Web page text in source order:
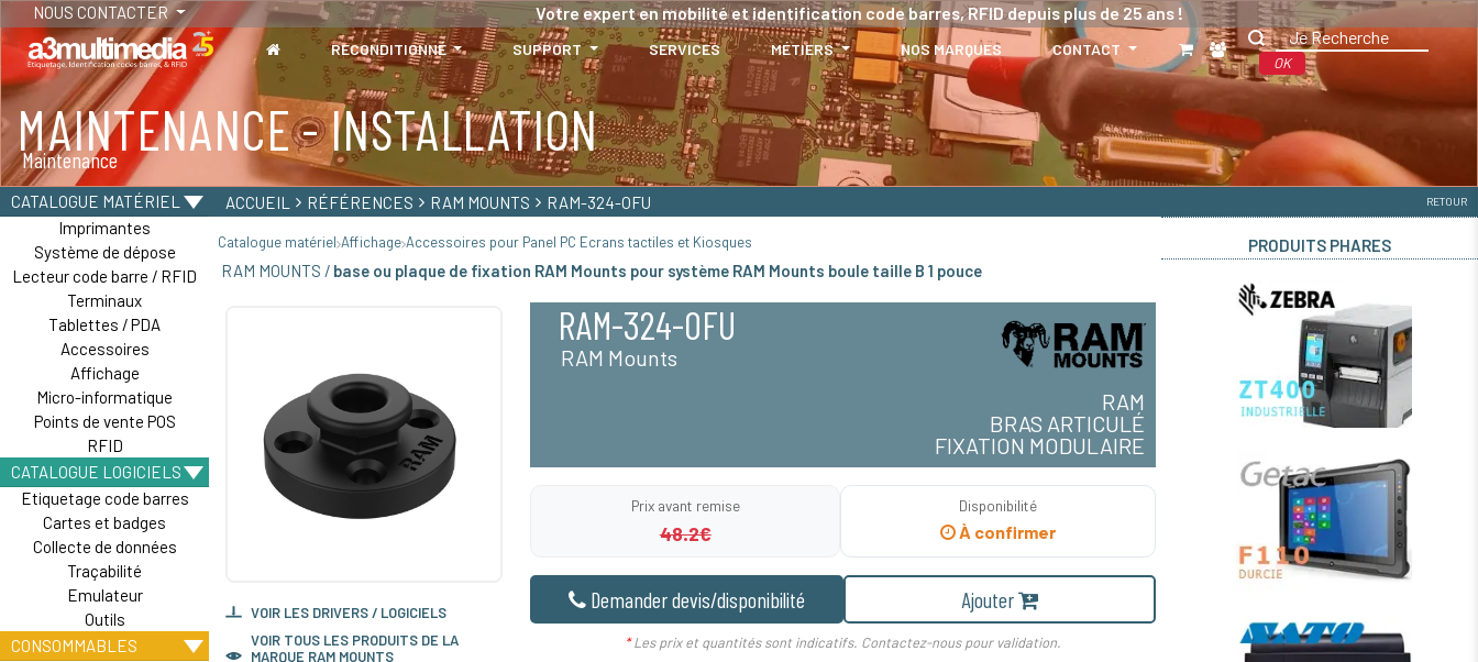
NOUS CONTACTER Votre expert en mobilité et identification code barres, RFID depuis plus de 25 ans !
RECONDITIONNÉ SUPPORT SERVICES MÉTIERS NOS MARQUES CONTACT
OK
MAINTENANCE - INSTALLATION
Maintenance
TABLETTES
Tablettes durcies - Étanches - Résistantes
CATALOGUE MATÉRIEL
Imprimantes
Système de dépose
Lecteur code barre / RFID
Terminaux
Tablettes / PDA
Accessoires
Affichage
Micro-informatique
Points de vente POS
RFID
CATALOGUE LOGICIELS
Etiquetage code barres
Cartes et badges
Collecte de données
Traçabilité
Emulateur
Outils
CONSOMMABLES
ACCUEIL RÉFÉRENCES RAM MOUNTS RAM-324-OFU RETOUR
Catalogue matériel Affichage Accessoires pour Panel PC Ecrans tactiles et Kiosques
RAM MOUNTS / base ou plaque de fixation RAM Mounts pour système RAM Mounts boule taille B 1 pouce
VOIR LES DRIVERS / LOGICIELS
VOIR TOUS LES PRODUITS DE LA
MARQUE RAM MOUNTS
RAM-324-OFU
RAM Mounts
RAM
BRAS ARTICULÉ
FIXATION MODULAIRE
Prix avant remise
48.2€
Disponibilité
À confirmer
Demander devis/disponibilité Ajouter
*Les prix et quantités sont indicatifs. Contactez-nous pour validation.
PRODUITS PHARES